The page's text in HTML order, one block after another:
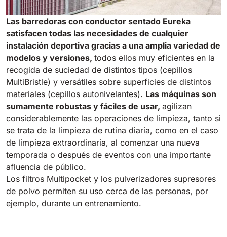
Las barredoras con conductor sentado Eureka
satisfacen todas las necesidades de cualquier
instalación deportiva gracias a una amplia variedad de
modelos y versiones, todos ellos muy eficientes en la
recogida de suciedad de distintos tipos (cepillos
MultiBristle) y versátiles sobre superficies de distintos
materiales (cepillos autonivelantes). Las máquinas son
sumamente robustas y fáciles de usar, agilizan
considerablemente las operaciones de limpieza, tanto si
se trata de la limpieza de rutina diaria, como en el caso
de limpieza extraordinaria, al comenzar una nueva
temporada o después de eventos con una importante
afluencia de público.
Los filtros Multipocket y los pulverizadores supresores
de polvo permiten su uso cerca de las personas, por
ejemplo, durante un entrenamiento.